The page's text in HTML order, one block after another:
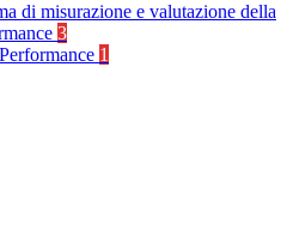
di misurazione e valutazione della
3
1